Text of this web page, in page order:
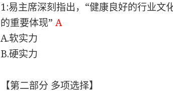
1:易主席深刻指出，“健康良好的行业文
的重要体现”A
A.软实力
B.硬实力
【第二部分 多项选择】